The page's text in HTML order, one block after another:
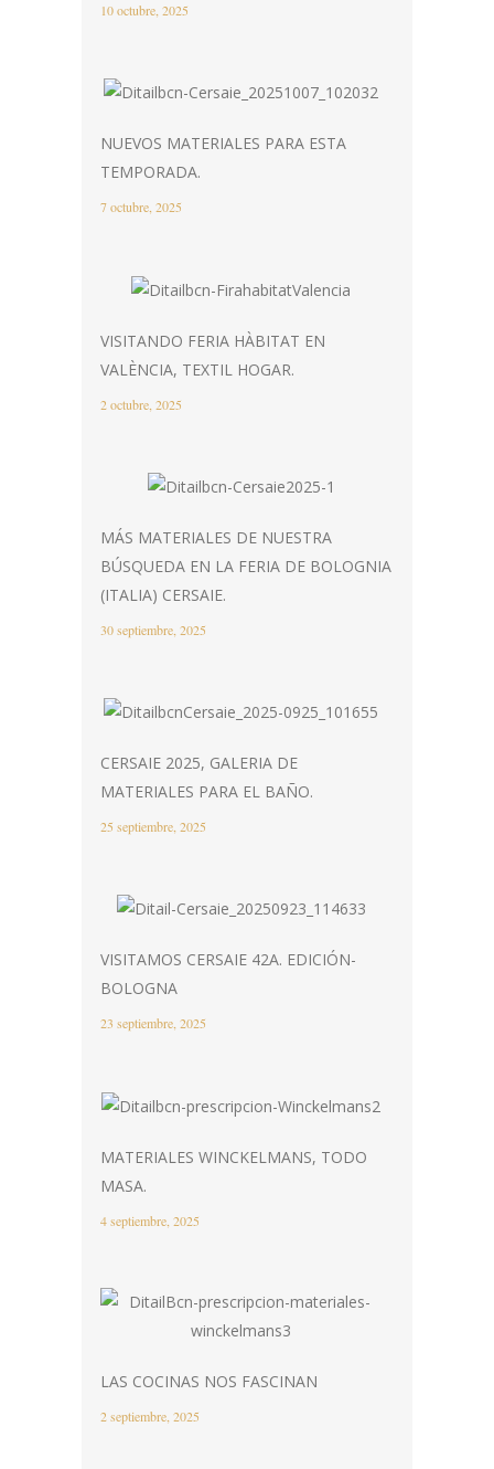
10 octubre, 2025
NUEVOS MATERIALES PARA ESTA
TEMPORADA.
7 octubre, 2025
VISITANDO FERIA HÀBITAT EN
VALÈNCIA, TEXTIL HOGAR.
2 octubre, 2025
MÁS MATERIALES DE NUESTRA
BÚSQUEDA EN LA FERIA DE BOLOGNIA
(ITALIA) CERSAIE.
30 septiembre, 2025
CERSAIE 2025, GALERIA DE
MATERIALES PARA EL BAÑO.
25 septiembre, 2025
VISITAMOS CERSAIE 42A. EDICIÓN-
BOLOGNA
23 septiembre, 2025
MATERIALES WINCKELMANS, TODO
MASA.
4 septiembre, 2025
LAS COCINAS NOS FASCINAN
2 septiembre, 2025